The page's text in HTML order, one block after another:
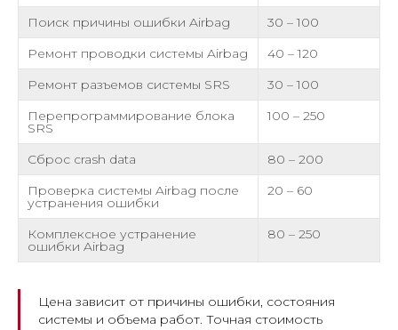
Поиск причины ошибки Airbag
30 – 100
Ремонт проводки системы Airbag
40 – 120
Ремонт разъемов системы SRS
30 – 100
Перепрограммирование блока
SRS
100 – 250
Сброс crash data
80 – 200
Проверка системы Airbag после
устранения ошибки
20 – 60
Комплексное устранение
ошибки Airbag
80 – 250
Цена зависит от причины ошибки, состояния
системы и объема работ. Точная стоимость